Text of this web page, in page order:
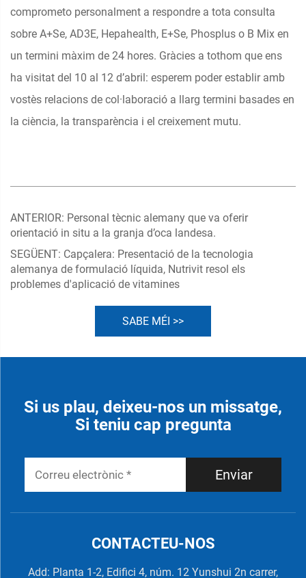
comprometo personalment a respondre a tota consulta
sobre A+Se, AD3E, Hepahealth, E+Se, Phosplus o B Mix en
un termini màxim de 24 hores. Gràcies a tothom que ens
ha visitat del 10 al 12 d’abril: esperem poder establir amb
vostès relacions de col·laboració a llarg termini basades en
la ciència, la transparència i el creixement mutu.
ANTERIOR: Personal tècnic alemany que va oferir
orientació in situ a la granja d’oca landesa.
SEGÜENT: Capçalera: Presentació de la tecnologia
alemanya de formulació líquida, Nutrivit resol els
problemes d'aplicació de vitamines
SABE MÉI >>
Si us plau, deixeu-nos un missatge,
Si teniu cap pregunta
Enviar
CONTACTEU-NOS
Add: Planta 1-2, Edifici 4, núm. 12 Yunshui 2n carrer,